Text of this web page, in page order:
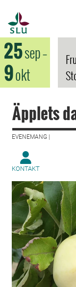
25sep–
9okt
Äpplets
EVENEMANG |
KONTAKT